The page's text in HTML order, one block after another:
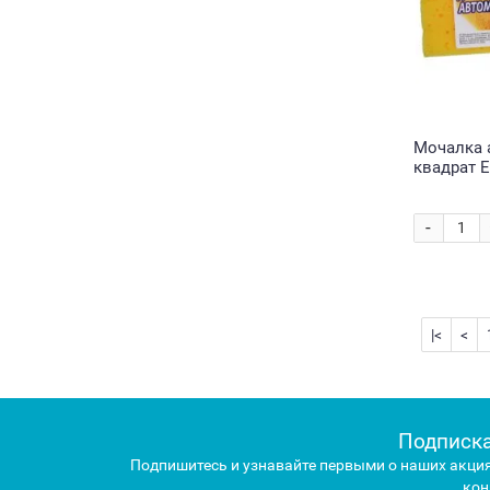
Мочалка
квадрат
-
|< <
Подпишитесь и узнавайте первыми о наших